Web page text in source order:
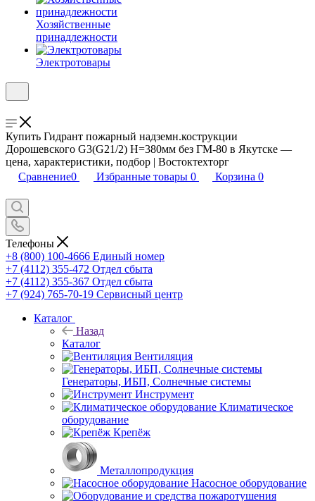
Хозяйственные
принадлежности
Электротовары
Купить Гидрант пожарный надземн.кострукции
Дорошевского G3(G21/2) Н=380мм без ГМ-80 в Якутске —
цена, характеристики, подбор | Востоктехторг
Сравнение0 Избранные товары 0 Корзина 0
Телефоны
+8 (800) 100-4666 Единый номер
+7 (4112) 355-472 Отдел сбыта
+7 (4112) 355-367 Отдел сбыта
+7 (924) 765-70-19 Сервисный центр
Каталог
Назад
Каталог
Вентиляция
Генераторы, ИБП, Солнечные системы
Инструмент
Климатическое
оборудование
Крепёж
Металлопродукция
Насосное оборудование